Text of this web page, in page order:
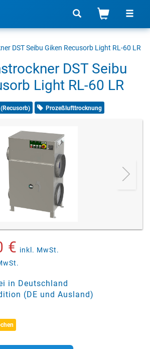
DST Seibu Giken Recusorb Light RL-60 LR
DST Seibu
Light RL-60 LR
Prozeßlufttrocknung
€ inkl. MwSt.
in Deutschland
(DE und Ausland)